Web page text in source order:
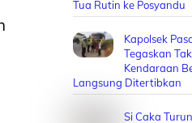
Tua Rutin ke Posyandu
Kapolsek
Tegaskan
Kendaraan
Langsung Ditertibkan
Si Caka